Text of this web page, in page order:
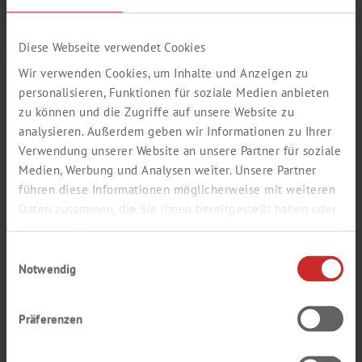
Diese Webseite verwendet Cookies
Wir verwenden Cookies, um Inhalte und Anzeigen zu
personalisieren, Funktionen für soziale Medien anbieten
zu können und die Zugriffe auf unsere Website zu
analysieren. Außerdem geben wir Informationen zu Ihrer
Verwendung unserer Website an unsere Partner für soziale
Medien, Werbung und Analysen weiter. Unsere Partner
führen diese Informationen möglicherweise mit weiteren
Daten zusammen, die Sie ihnen bereitgestellt haben oder
die sie im Rahmen Ihrer Nutzung der Dienste gesammelt
Notwendig
Präferenzen
LABSOLUTE® CHEMSOLUTE®
DO­RADZ­TWO